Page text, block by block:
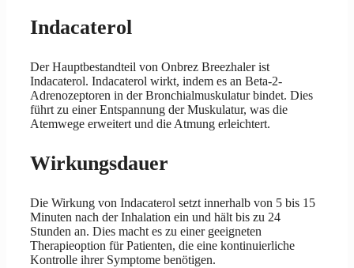
Indacaterol
Der Hauptbestandteil von Onbrez Breezhaler ist
Indacaterol. Indacaterol wirkt, indem es an Beta-2-
Adrenozeptoren in der Bronchialmuskulatur bindet. Dies
führt zu einer Entspannung der Muskulatur, was die
Atemwege erweitert und die Atmung erleichtert.
Wirkungsdauer
Die Wirkung von Indacaterol setzt innerhalb von 5 bis 15
Minuten nach der Inhalation ein und hält bis zu 24
Stunden an. Dies macht es zu einer geeigneten
Therapieoption für Patienten, die eine kontinuierliche
Kontrolle ihrer Symptome benötigen.